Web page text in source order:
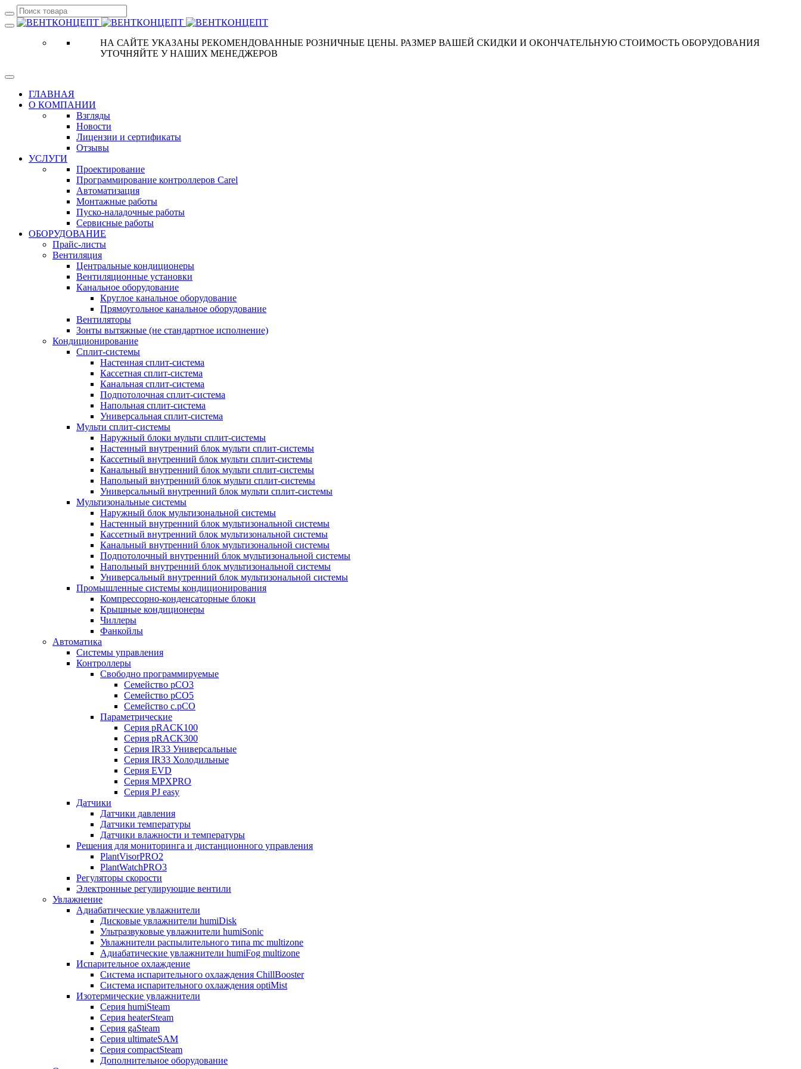
НА САЙТЕ УКАЗАНЫ РЕКОМЕНДОВАННЫЕ РОЗНИЧНЫЕ ЦЕНЫ. РАЗМЕР ВАШЕЙ СКИДКИ И ОКОНЧАТЕЛЬНУЮ СТОИМОСТЬ ОБОРУДОВАНИЯ
УТОЧНЯЙТЕ У НАШИХ МЕНЕДЖЕРОВ
ГЛАВНАЯ
О КОМПАНИИ
Взгляды
Новости
Лицензии и сертификаты
Отзывы
УСЛУГИ
Проектирование
Программирование контроллеров Carel
Автоматизация
Монтажные работы
Пуско-наладочные работы
Сервисные работы
ОБОРУДОВАНИЕ
Прайс-листы
Вентиляция
Центральные кондиционеры
Вентиляционные установки
Канальное оборудование
Круглое канальное оборудование
Прямоугольное канальное оборудование
Вентиляторы
Зонты вытяжные (не стандартное исполнение)
Кондиционирование
Сплит-системы
Настенная сплит-система
Кассетная сплит-система
Канальная сплит-система
Подпотолочная сплит-система
Напольная сплит-система
Универсальная сплит-система
Мульти сплит-системы
Наружный блоки мульти сплит-системы
Настенный внутренний блок мульти сплит-системы
Кассетный внутренний блок мульти сплит-системы
Канальный внутренний блок мульти сплит-системы
Напольный внутренний блок мульти сплит-системы
Универсальный внутренний блок мульти сплит-системы
Мультизональные системы
Наружный блок мультизональной системы
Настенный внутренний блок мультизональной системы
Кассетный внутренний блок мультизональной системы
Канальный внутренний блок мультизональной системы
Подпотолочный внутренний блок мультизональной системы
Напольный внутренний блок мультизональной системы
Универсальный внутренний блок мультизональной системы
Промышленные системы кондиционирования
Компрессорно-конденсаторные блоки
Крышные кондиционеры
Чиллеры
Фанкойлы
Автоматика
Системы управления
Контроллеры
Свободно программируемые
Семейство pCO3
Семейство pCO5
Семейство c.pCO
Параметрические
Серия pRACK100
Серия pRACK300
Серия IR33 Универсальные
Серия IR33 Холодильные
Серия EVD
Серия MPXPRO
Серия PJ easy
Датчики
Датчики давления
Датчики температуры
Датчики влажности и температуры
Решения для мониторинга и дистанционного управления
PlantVisorPRO2
PlantWatchPRO3
Регуляторы скорости
Электронные регулирующие вентили
Увлажнение
Адиабатические увлажнители
Дисковые увлажнители humiDisk
Ультразвуковые увлажнители humiSonic
Увлажнители распылительного типа mc multizone
Адиабатические увлажнители humiFog multizone
Испарительное охлаждение
Система испарительного охлаждения ChillBooster
Система испарительного охлаждения optiMist
Изотермические увлажнители
Серия humiSteam
Серия heaterSteam
Серия gaSteam
Серия ultimateSAM
Серия compactSteam
Дополнительное оборудование